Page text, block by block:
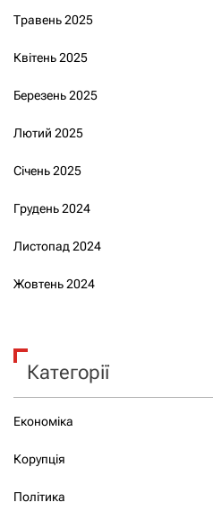
Травень 2025
Квітень 2025
Березень 2025
Лютий 2025
Січень 2025
Грудень 2024
Листопад 2024
Жовтень 2024
Категорії
Економіка
Корупція
Політика